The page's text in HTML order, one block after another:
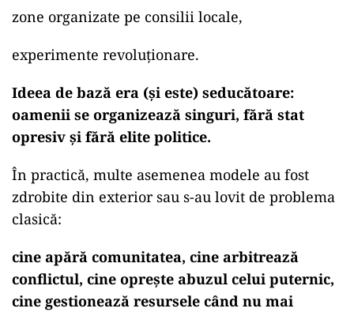
zone organizate pe consilii locale,
experimente revoluționare.
Ideea de bază era (și este) seducătoare:
oamenii se organizează singuri, fără stat
opresiv și fără elite politice.
În practică, multe asemenea modele au fost
zdrobite din exterior sau s-au lovit de problema
clasică:
cine apără comunitatea, cine arbitrează
conflictul, cine oprește abuzul celui puternic,
cine gestionează resursele când nu mai